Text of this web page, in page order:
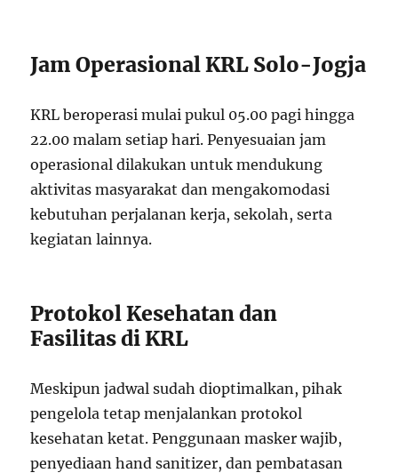
Jam Operasional KRL Solo-Jogja
KRL beroperasi mulai pukul 05.00 pagi hingga
22.00 malam setiap hari. Penyesuaian jam
operasional dilakukan untuk mendukung
aktivitas masyarakat dan mengakomodasi
kebutuhan perjalanan kerja, sekolah, serta
kegiatan lainnya.
Protokol Kesehatan dan
Fasilitas di KRL
Meskipun jadwal sudah dioptimalkan, pihak
pengelola tetap menjalankan protokol
kesehatan ketat. Penggunaan masker wajib,
penyediaan hand sanitizer, dan pembatasan